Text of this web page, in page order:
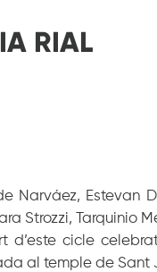
RIAL
Narváez, Estevan
Strozzi, Tarquinio
d’este cicle
al temple de Sant